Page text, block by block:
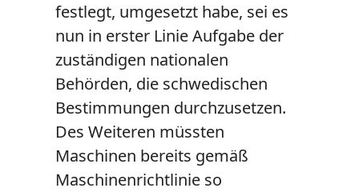
festlegt, umgesetzt habe, sei es
nun in erster Linie Aufgabe der
zuständigen nationalen
Behörden, die schwedischen
Bestimmungen durchzusetzen.
Des Weiteren müssten
Maschinen bereits gemäß
Maschinenrichtlinie so